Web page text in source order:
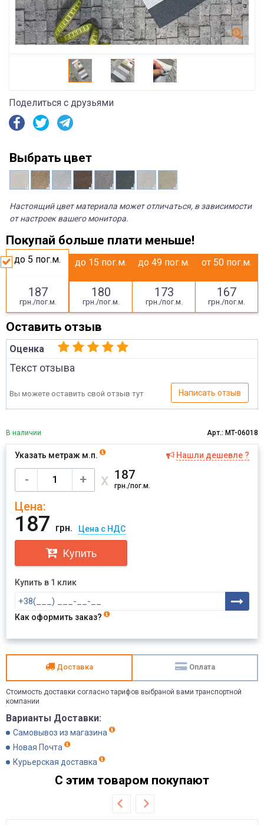
Поделиться с друзьями
Выбрать цвет
Настоящий цвет материала может отличаться, в зависимости
от настроек вашего монитора.
Покупай больше плати меньше!
до 5 пог.м.
187
грн./пог.м.
до 15 пог.м.
180
грн./пог.м.
до 49 пог.м.
173
грн./пог.м.
от 50 пог.м.
167
грн./пог.м.
Оставить отзыв
Оценка
Текст отзыва
Вы можете оставить свой отзыв тут Написать отзыв
В наличии Арт.: MT-06018
Указать метраж м.п. Нашли дешевле ?
- + х 187
грн./пог.м.
Цена:
187 грн. Цена с НДС
Купить
Купить в 1 клик
Как оформить заказ?
Доставка Оплата
Стоимость доставки согласно тарифов выбраной вами транспортной
компании
Варианты Доставки:
Самовывоз из магазина
Новая Почта
Курьерская доставка
С этим товаром покупают